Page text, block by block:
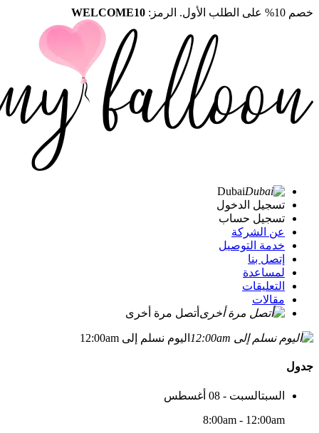
خصم 10% على الطلب الأول. الرمز: WELCOME10
Dubai
تسجيل الدخول
تسجيل حساب
عن الشركة
خدمة التوصيل
إتصل بنا
لمساعدة
التعليقات
مقالات
أتصل مرة أخرى
اليوم نسلم إلى 12:00am
جدول
السبتالسبت - 08 أغسطس
8:00am - 12:00am